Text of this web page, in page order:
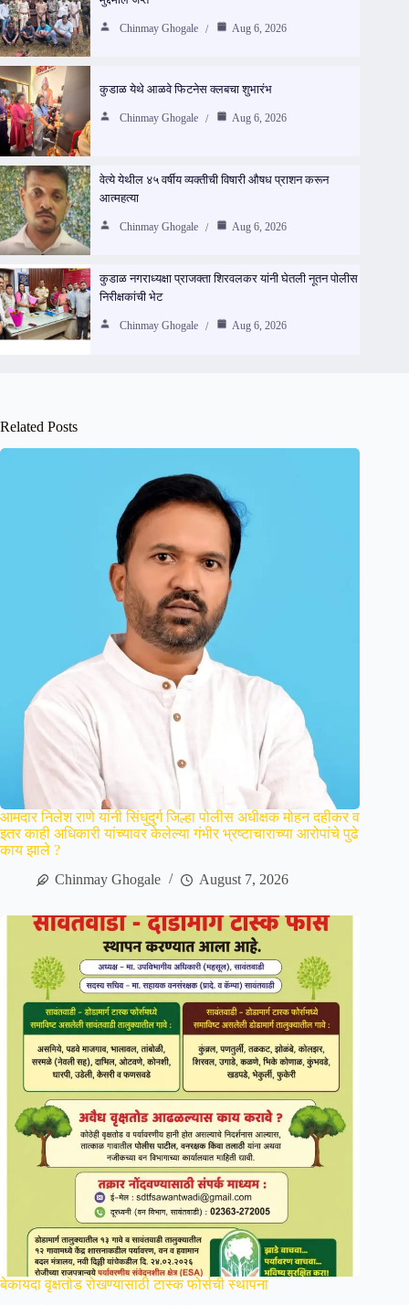
Chinmay Ghogale Aug 6, 2026
कुडाळ येथे आळवे फिटनेस क्लबचा शुभारंभ
Chinmay Ghogale Aug 6, 2026
वेत्ये येथील ४५ वर्षीय व्यक्तीची विषारी औषध प्राशन करून
आत्महत्या
Chinmay Ghogale Aug 6, 2026
कुडाळ नगराध्यक्षा प्राजक्ता शिरवलकर यांनी घेतली नूतन पोलीस
निरीक्षकांची भेट
Chinmay Ghogale Aug 6, 2026
Related Posts
आमदार निलेश राणे यांनी सिंधुदुर्ग जिल्हा पोलीस अधीक्षक मोहन दहीकर व
इतर काही अधिकारी यांच्यावर केलेल्या गंभीर भ्रष्टाचाराच्या आरोपांचे पुढे
काय झाले ?
Chinmay Ghogale
August 7, 2026
बेकायदा वृक्षतोड रोखण्यासाठी टास्क फोर्सची स्थापना